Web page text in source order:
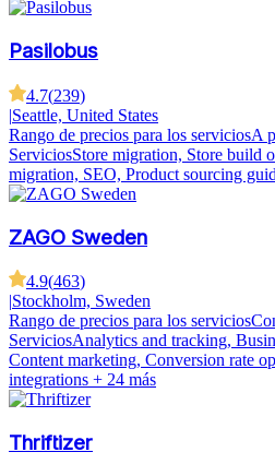
Pasilobus
4.7(239)
|Seattle, United States
Rango de precios para los serviciosA
ServiciosStore migration, Store build
migration, SEO, Product sourcing
ZAGO Sweden
4.9(463)
|Stockholm, Sweden
Rango de precios para los servicios
ServiciosAnalytics and tracking,
Content marketing, Conversion rate
integrations + 24 más
Thriftizer